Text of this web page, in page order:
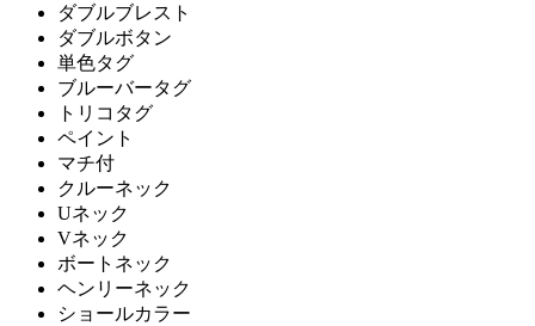
ダブルブレスト
ダブルボタン
単色タグ
ブルーバータグ
トリコタグ
ペイント
マチ付
クルーネック
Uネック
Vネック
ボートネック
ヘンリーネック
ショールカラー